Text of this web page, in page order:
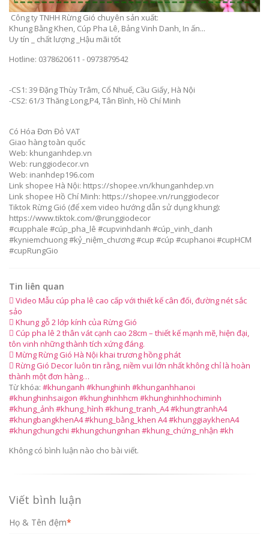
Công ty TNHH Rừng Gió chuyên sản xuất:
Khung Bằng Khen, Cúp Pha Lê, Bảng Vinh Danh, In ấn...
Uy tín _ chất lượng _Hậu mãi tốt
Hotline: 0378620611 - 0973879542
-CS1: 39 Đặng Thùy Trâm, Cổ Nhuế, Cầu Giấy, Hà Nội
-CS2: 61/3 Thăng Long,P4, Tân Bình, Hồ Chí Minh
Có Hóa Đơn Đỏ VAT
Giao hàng toàn quốc
Web: khunganhdep.vn
Web: runggiodecor.vn
Web: inanhdep196.com
Link shopee Hà Nội: https://shopee.vn/khunganhdep.vn
Link shopee Hồ Chí Minh: https://shopee.vn/runggiodecor
Tiktok Rừng Gió (để xem video hướng dẫn sử dụng khung):
https://www.tiktok.com/@runggiodecor
#cupphale #cúp_pha_lê #cupvinhdanh #cúp_vinh_danh
#kyniemchuong #kỷ_niệm_chương #cup #cúp #cuphanoi #cupHCM
#cupRungGio
Tin liên quan
Video Mẫu cúp pha lê cao cấp với thiết kế cân đối, đường nét sắc
sảo
Khung gỗ 2 lớp kính của Rừng Gió
Cúp pha lê 2 thân vát cạnh cao 28cm – thiết kế mạnh mẽ, hiện đại,
tôn vinh những thành tích xứng đáng.
Mừng Rừng Gió Hà Nội khai trương hồng phát
Rừng Gió Decor luôn tin rằng, niềm vui lớn nhất không chỉ là hoàn
thành một đơn hàng…
Từ khóa: #khunganh #khunghinh #khunganhhanoi
#khunghinhsaigon #khunghinhhcm #khunghinhhochiminh
#khung_ảnh #khung_hình #khung_tranh_A4 #khungtranhA4
#khungbangkhenA4 #khung_bằng_khen A4 #khunggiaykhenA4
#khungchungchi #khungchungnhan #khung_chứng_nhận #kh
Không có bình luận nào cho bài viết.
Viết bình luận
*
Họ & Tên đệm